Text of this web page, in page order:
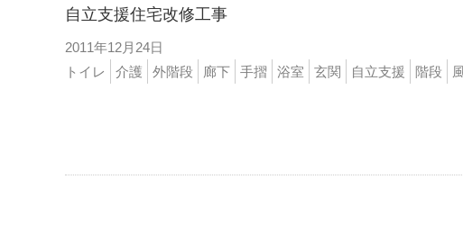
自立支援住宅改修工事
2011年12月24日
トイレ
介護 外階段 廊下 手摺 浴室 玄関 自立支援 階段